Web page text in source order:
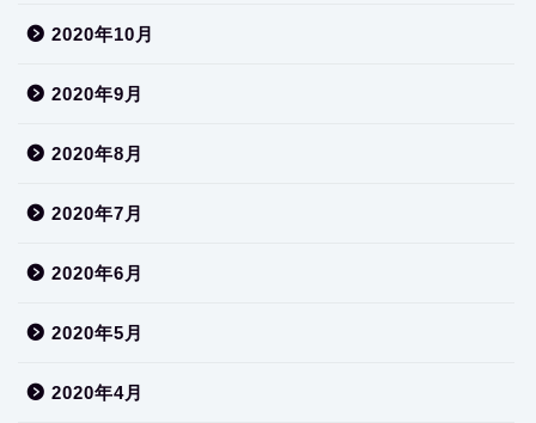
2020年10月
2020年9月
2020年8月
2020年7月
2020年6月
2020年5月
2020年4月